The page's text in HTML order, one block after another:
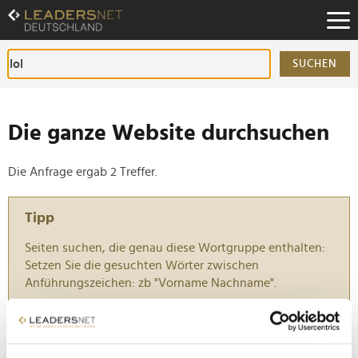
Zum
Inhalt
Zur
Fußzeilen-
Navigation
SUCHEN
Die ganze Website durchsuchen
Die Anfrage ergab 2 Treffer.
Tipp
Seiten suchen, die genau diese Wortgruppe enthalten:
Setzen Sie die gesuchten Wörter zwischen
Anführungszeichen: zb "Vorname Nachname".